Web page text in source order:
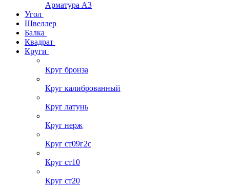
Арматура А3
Угол
Швеллер
Балка
Квадрат
Круги
Круг бронза
Круг калиброванный
Круг латунь
Круг нерж
Круг ст09г2с
Круг ст10
Круг ст20